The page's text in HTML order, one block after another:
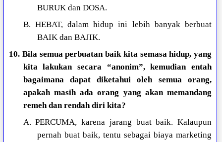
BURUK dan DOSA.
B. HEBAT, dalam hidup ini lebih banyak berbuat
BAIK dan BAJIK.
10. Bila semua perbuatan baik kita semasa hidup, yang
kita lakukan secara “anonim”, kemudian entah
bagaimana dapat diketahui oleh semua orang,
apakah masih ada orang yang akan memandang
remeh dan rendah diri kita?
A. PERCUMA, karena jarang buat baik. Kalaupun
pernah buat baik, tentu sebagai biaya marketing